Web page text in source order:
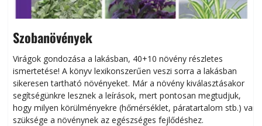
Szobanövények
Virágok gondozása a lakásban, 40+10 növény részletes
ismertetése! A könyv lexikonszerűen veszi sorra a lakásban
sikeresen tart­ha­tó növényeket. Már a növény kiválasztásakor
segítségünkre lesznek a leírások, mert pontosan megtudjuk,
hogy milyen körülményekre (hőmérséklet, páratartalom stb.) van
szüksége a növénynek az egészséges fejlődéshez.